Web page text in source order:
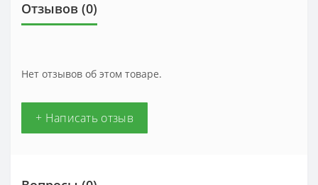
Отзывов (0)
Нет отзывов об этом товаре.
+ Написать отзыв